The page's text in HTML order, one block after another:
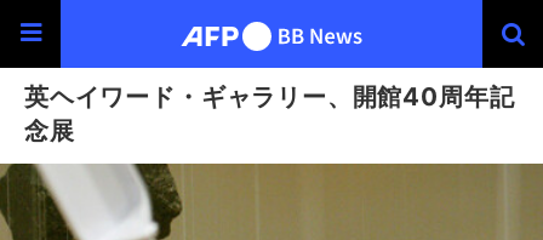
英ヘイワード・ギャラリー、開館40周年記
念展